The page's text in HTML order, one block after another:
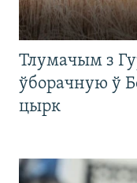
Тлумачым з
ўборачную ў
цырк